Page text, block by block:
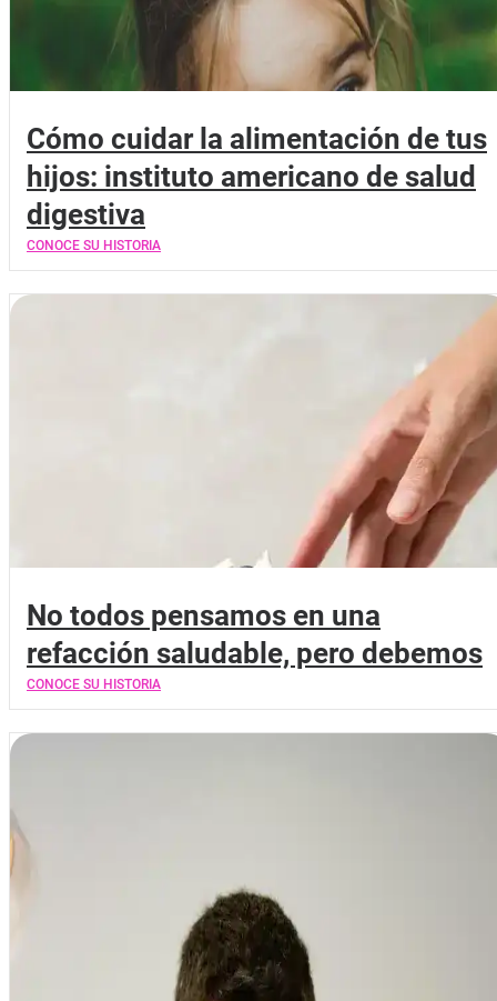
Cómo cuidar la alimentación de tus
hijos: instituto americano de salud
digestiva
CONOCE SU HISTORIA
No todos pensamos en una
refacción saludable, pero debemos
CONOCE SU HISTORIA